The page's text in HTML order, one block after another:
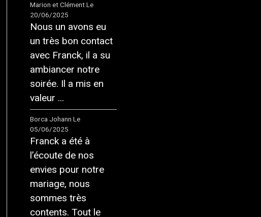
Marion et Clément Le
20/06/2025
Nous un avons eu
un très bon contact
avec Franck, il a su
ambiancer notre
soirée. Il a mis en
valeur ...
Borca Johann Le
05/06/2025
Franck a été à
l’écoute de nos
envies pour notre
mariage, nous
sommes très
contents. Tout le